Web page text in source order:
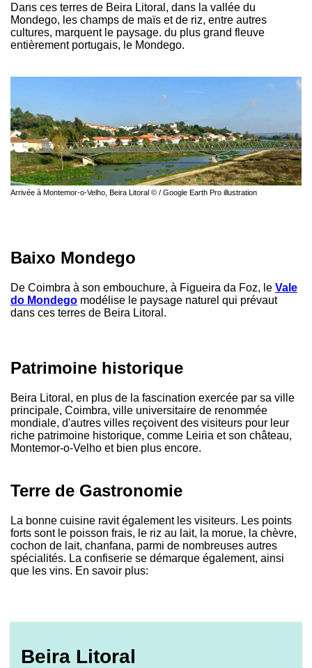
Dans ces terres de Beira Litoral, dans la vallée du
Mondego, les champs de maïs et de riz, entre autres
cultures, marquent le paysage. du plus grand fleuve
entièrement portugais, le Mondego.
Arrivée à Montemor-o-Velho, Beira Litoral © / Google Earth Pro illustration
Baixo Mondego
De Coimbra à son embouchure, à Figueira da Foz, le Vale
do Mondego modélise le paysage naturel qui prévaut
dans ces terres de Beira Litoral.
Patrimoine historique
Beira Litoral, en plus de la fascination exercée par sa ville
principale, Coimbra, ville universitaire de renommée
mondiale, d'autres villes reçoivent des visiteurs pour leur
riche patrimoine historique, comme Leiria et son château,
Montemor-o-Velho et bien plus encore.
Terre de Gastronomie
La bonne cuisine ravit également les visiteurs. Les points
forts sont le poisson frais, le riz au lait, la morue, la chèvre,
cochon de lait, chanfana, parmi de nombreuses autres
spécialités. La confiserie se démarque également, ainsi
que les vins. En savoir plus:
Beira Litoral